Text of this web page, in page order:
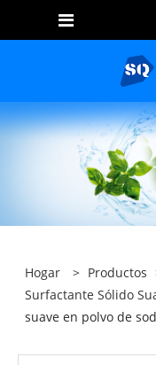
Hogar > Productos
Surfactante Sólido
suave en polvo de